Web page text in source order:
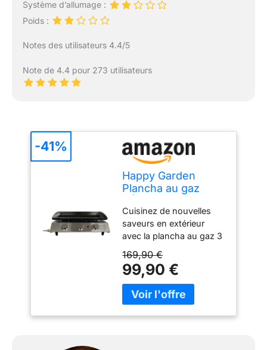
Système d’allumage :
Poids :
Notes des utilisateurs 4.4/5
Note de 4.4 pour 273 utilisateurs
Happy Garden
Plancha au gaz
brûleurs 7,5kW
Cuisinez de nouvelles
saveurs en extérieur
avec la plancha au gaz 3
Plancha : L 62 × l 47 × H
24cm - Surface de
chauffe : 62 × l 33,5cm ×
Ép 0,35cm Matières :
169,90 €
99,90 €
-41%